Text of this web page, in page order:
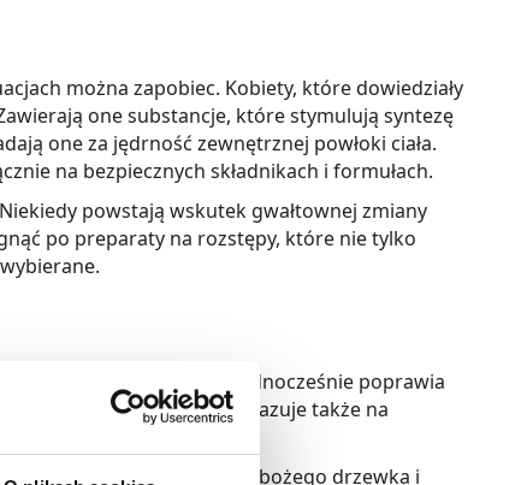
można zapobiec. Kobiety, które dowiedziały
one substancje, które stymulują syntezę
one za jędrność zewnętrznej powłoki ciała.
na bezpiecznych składnikach i formułach.
powstają wskutek gwałtownej zmiany
po preparaty na rozstępy, które nie tylko
kolagenu i elastyny. Jednocześnie poprawia
Dobry krem na rozstępy bazuje także na
ekstrakt z bluszczu, bylicy bożego drzewka i